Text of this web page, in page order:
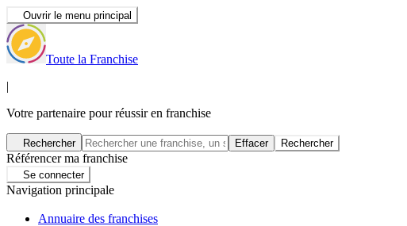
Ouvrir le menu principal
Toute la Franchise
|
Votre partenaire pour réussir en franchise
Rechercher Effacer Rechercher
Référencer ma franchise
Se connecter
Navigation principale
Annuaire des franchises